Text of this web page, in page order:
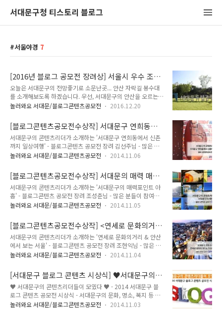
서대문구청 티스토리 블로그
서울야경 7
[2016년 블로그 공모전 장려상] 서울시 우수 조
망명소, 서대문구 안산 자락길 봉수대/안산 자락
길 전망대
오늘은 서대문구의 전망좋기로 소문난곳... 안산 자락길 봉수대
를 소개해보도록 하겠습니다. 우선, 서대문구의 안산을 오르는
길은 여러곳이 있겠지만서도 저는 보편적으로 잘 알려진 지하철
나와 뒤쪽으로 조금 내려오면 이진아 도서관으로 가는 표지판이
보입니다. 이 표지판 쪽을 따라 걸어 올라가면... 오른편에 서대
문 형무소가 보이고 바로 서대문구립 '이진아 기념 도서관'이 나
옵니다. 이진아 기념 도서관은 미국 유학중 불의의 사고로 세상
을 떠난 딸, 이진아양을 위해 이진아양 아버지의 기부... 그리고
번째 생일)에 개관한 서대문구립 도서관입니다. 시간이 허락한
다면 이곳에 잠시 들려보는 것도..
놀러와요 서대문/블로그콘텐츠공모전 2016.12.20
[블로그콘텐츠공모전수상작] 서대문구 연희동에
서 신촌까지 '일상여행'
서대문구의 콘텐츠리더가 소개하는 '서대문구 연희동에서 신촌
까지 일상여행' - 블로그콘텐츠 공모전 장려 김선주님 - 많은 분
들이 참여하여주시고 사랑해주신 2014 서대문구 블로그 콘텐츠
는 시간!♥ 오늘은 장려 작품(김선주님)의 '서대문구 연희동에서
신촌까지 '일상여행''을 소개하겠습니다!^^ 김선주님의 콘텐츠
는 연희동에서 신촌까지 도보여행을 하며 바라보는 서대문구 구
석구석의 일상이야기입니다. 연희동에서 시작된 여행은 신촌 연
세로까지 이어진답니다. 누구에게는 일상으로 다가오는 공간이
빠져들게 만드는 일상사진을 통해 작가님의 여행길에 나타난 가
게들의 정보와, 가게들의 모습이 담겨있답니다...
놀러와요 서대문/블로그콘텐츠공모전 2014.11.06
[블로그콘텐츠공모전수상작] 서대문의 매력 매력
포인트 아홉
서대문구의 콘텐츠리더가 소개하는 '서대문구의 매력포인트 아
홉' - 블로그콘텐츠 공모전 장려 조성춘님 - 많은 분들이 참여하
여주시고 사랑해주신 2014 서대문구 블로그 콘텐츠 공모전! 소
오늘은 장려 작품(조성춘님)의 '서대문의 매력포인트 아홉'을 소
개하겠습니다!^^ 조성춘님의 콘텐츠는 서대문구에 있는 9곳, 서
대문형무소역사관, 서대문 독립공원, 서대문안산 자락길, 서대문
봉원사, 서대문 자연사박물관, 인왕시장, 홍제동 개미마을, 홍제
천변 걷기코스, 불광천변 걷기코스에 대하여 한번쯤 가보고 싶게
히 글에 뭍어 있습니다. 서대문구을 잘 모르시는 분에게 서대문
구의 매력을 여행을 통하여 전달해..
놀러와요 서대문/블로그콘텐츠공모전 2014.11.05
[블로그콘텐츠공모전수상작] <연세로 문화의거리
&안산에서 보는 서울>
서대문구의 콘텐츠리더가 소개하는 '연세로 문화의거리 & 안산
에서 보는 서울' - 블로그콘텐츠 공모전 장려 조현익님 - 많은 분
들이 참여하여주시고 사랑해주신 2014 서대문구 블로그 콘텐츠
는 시간!♥ 오늘은 장려 작품(조현익님)의 '연세로 문화의거리 &
안산에서 보는 서울'을 소개하겠습니다!^^ 조현익님의 콘텐츠
는 신촌역에서 연세대학교 정문까지 이르는 연세로 문화의 거리
에서 열린 신촌 물총축제와 월드컵 경기 거리응원 등 신촌 연세
로만이 갖고 있는 문화행사를 통해 역동성와 활기를 생생하게 보
놀러와요 서대문/블로그콘텐츠공모전 2014.11.04
[서대문구 블로그 콘텐츠 시상식] ♥서대문구의
콘텐츠 리더들이 모였다!!♥
♥ 서대문구의 콘텐츠리더들이 모였다 ♥ - 2014 서대문구 블
로그 콘텐츠 공모전 시상식 - 서대문구의 문화, 명소, 복지 등 구
정 전반을 소재로 온라인 통하여 서대문구의 재미난 소재와 이야
놀러와요 서대문/블로그콘텐츠공모전 2014.11.03